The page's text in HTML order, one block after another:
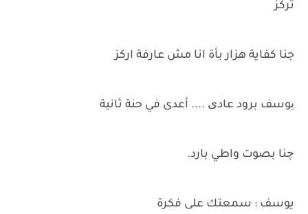
تركز
جنا كفاية هزار بأة انا مش عارفة اركز
یوسف برود عادی .... أعدى في حنة ثانية
چنا بصوت واطي بارد.
يوسف : سمعتك على فكرة